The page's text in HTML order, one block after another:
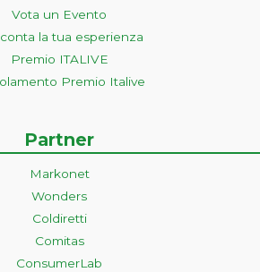
Vota un Evento
la tua esperienza
Premio ITALIVE
Premio Italive
Partner
Markonet
Wonders
Coldiretti
Comitas
ConsumerLab